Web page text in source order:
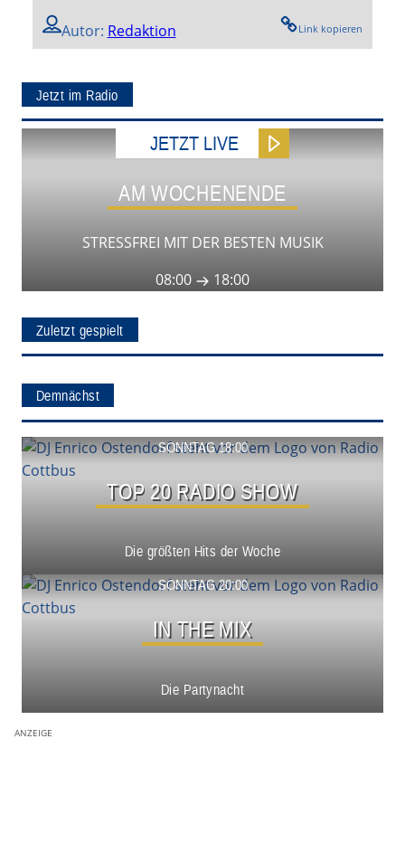
Autor: Redaktion Link kopieren
Jetzt im Radio
JETZT LIVE
AM WOCHENENDE
STRESSFREI MIT DER BESTEN MUSIK
08:00
18:00
Zuletzt gespielt
Demnächst
SONNTAG 18:00
TOP 20 RADIO SHOW
Die größten Hits der Woche
Show ansehen
SONNTAG 20:00
IN THE MIX
Die Partynacht
Show ansehen